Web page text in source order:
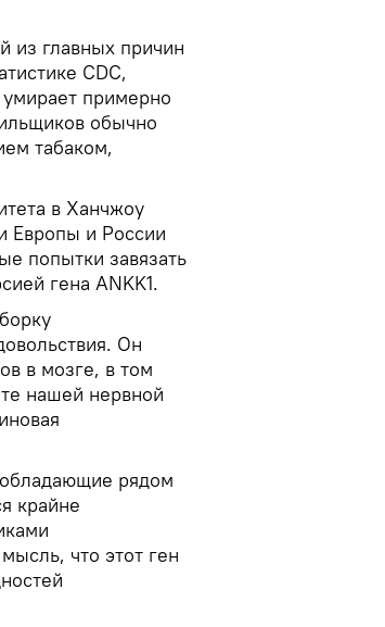
из главных причин
CDC,
примерно
обычно
табаком,
в Ханчжоу
Европы и России
попытки завязать
гена ANKK1.
Он
в мозге, в том
нашей нервной
рядом
крайне
что этот ген